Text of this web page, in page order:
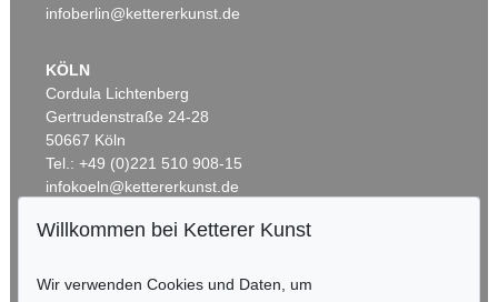
Auktion 535 - Lot 44
Meer (D)
, 1930
Ergebnis:€ 985.000
infoberlin@kettererkunst.de
KÖLN
Cordula Lichtenberg
Gertrudenstraße 24-28
50667 Köln
Tel.: +49 (0)221 510 908-15
infokoeln@kettererkunst.de
RHEINLAND-PFALZ
Willkommen bei Ketterer Kunst
Wir verwenden Cookies und Daten, um